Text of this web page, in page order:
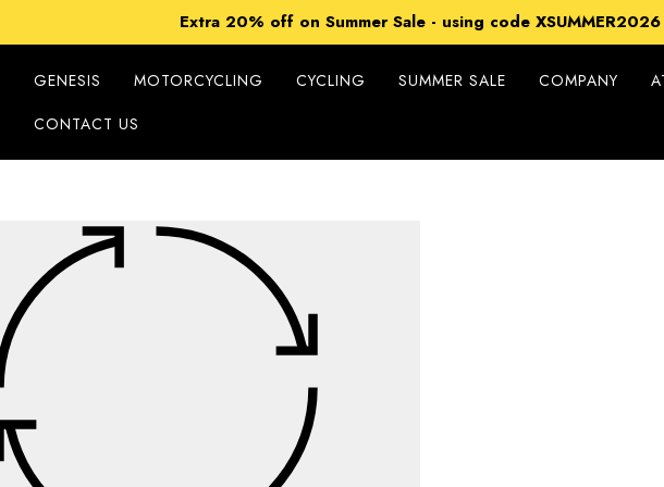
Free Shipping on all orders over 99€
15% off Sitewide - using code XSUMMER2026
GENESIS MOTORCYCLING CYCLING SUMMER SALE COMPANY
CONTACT US